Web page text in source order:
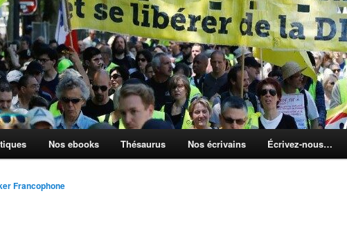
Nos ebooks Thésaurus Nos écrivains Écrivez-nous…
Francophone